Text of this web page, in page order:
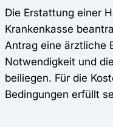
Die Erstattung einer
Krankenkasse
Antrag eine ärztliche
Notwendigkeit und
beiliegen. Für die
Bedingungen erfüllt